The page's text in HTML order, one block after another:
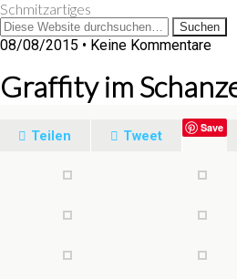
Schmitzartiges
08/08/2015 • Keine Kommentare
Graffity im
Teilen Tweet
Save